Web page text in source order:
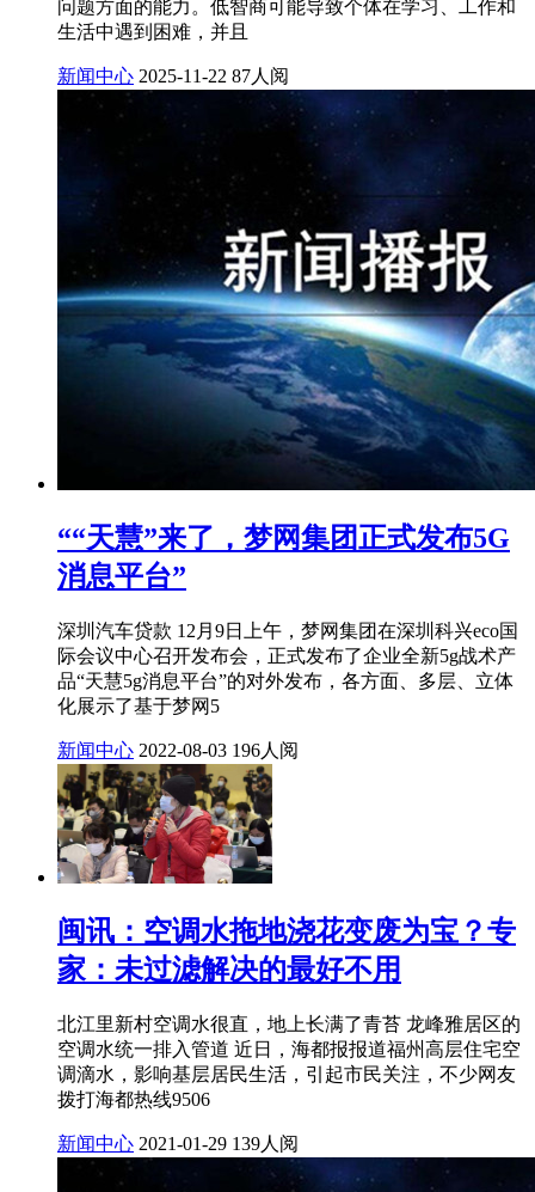
问题方面的能力。低智商可能导致个体在学习、工作和
生活中遇到困难，并且
新闻中心 2025-11-22 87人阅
““天慧”来了，梦网集团正式发布5G
消息平台”
深圳汽车贷款 12月9日上午，梦网集团在深圳科兴eco国
际会议中心召开发布会，正式发布了企业全新5g战术产
品“天慧5g消息平台”的对外发布，各方面、多层、立体
化展示了基于梦网5
新闻中心 2022-08-03 196人阅
闽讯：空调水拖地浇花变废为宝？专
家：未过滤解决的最好不用
北江里新村空调水很直，地上长满了青苔 龙峰雅居区的
空调水统一排入管道 近日，海都报报道福州高层住宅空
调滴水，影响基层居民生活，引起市民关注，不少网友
拨打海都热线9506
新闻中心 2021-01-29 139人阅